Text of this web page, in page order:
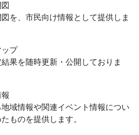
を、市民向け情報として提供しま
ップ
果を随時更新・公開しておりま
域情報や関連イベント情報につい
ものを提供します。